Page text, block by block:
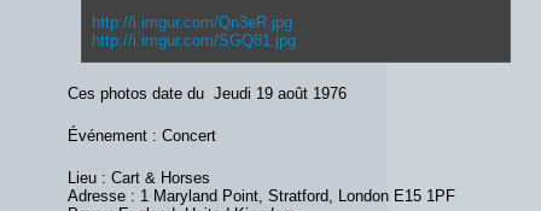
http://i.imgur.com/Qn3eR.jpg
http://i.imgur.com/SGQ81.jpg
Ces photos date du Jeudi 19 août 1976
Événement : Concert
Lieu : Cart & Horses
Adresse : 1 Maryland Point, Stratford, London E15 1PF